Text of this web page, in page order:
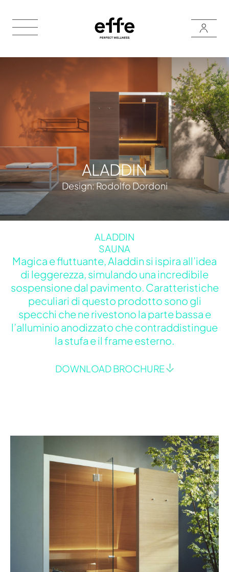
ALADDIN
Design:Rodolfo Dordoni
Design:Rodolfo Dordoni
ALADDIN
SAUNA
Magica e fluttuante, Aladdin si ispira all’idea
di leggerezza, simulando una incredibile
sospensione dal pavimento. Caratteristiche
peculiari di questo prodotto sono gli
specchi che ne rivestono la parte bassa e
l’alluminio anodizzato che contraddistingue
la stufa e il frame esterno.
DOWNLOAD BROCHURE